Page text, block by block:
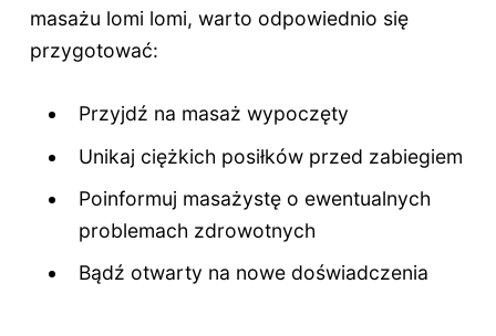
masażu lomi lomi, warto odpowiednio się
przygotować:
Przyjdź na masaż wypoczęty
Unikaj ciężkich posiłków przed zabiegiem
Poinformuj masażystę o ewentualnych
problemach zdrowotnych
Bądź otwarty na nowe doświadczenia